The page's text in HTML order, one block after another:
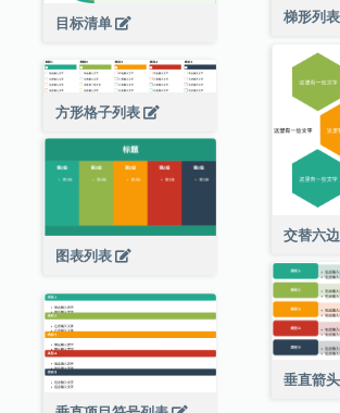
目标清单 梯形列表
交替六
方形格子列表
图表列表
垂直箭